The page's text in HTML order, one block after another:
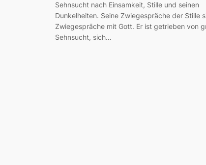
Sehnsucht nach Einsamkeit, Stille und seinen
Dunkelheiten. Seine Zwiegespräche der Stille
Zwiegespräche mit Gott. Er ist getrieben von
Sehnsucht, sich…